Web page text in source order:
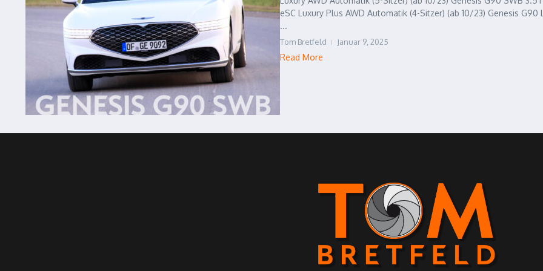
eSC Luxury Plus AWD Automatik (4-Sitzer) (ab 10/23) Genesis G90
...
Tom Bretfeld Januar 9, 2025
Read More